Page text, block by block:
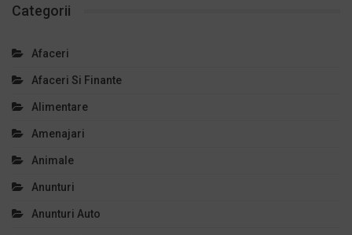
Categorii
Afaceri
Afaceri Si Finante
Alimentare
Amenajari
Animale
Anunturi
Anunturi Auto